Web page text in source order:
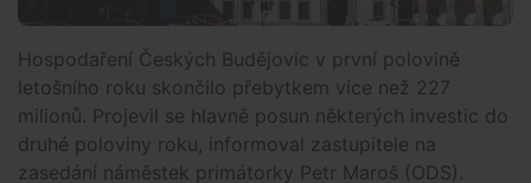
Hospodaření Českých Budějovic v první polovině
letošního roku skončilo přebytkem více než 227
milionů. Projevil se hlavně posun některých investic do
druhé poloviny roku, informoval zastupitele na
zasedání náměstek primátorky Petr Maroš (ODS).